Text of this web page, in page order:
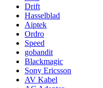
Drift
Hasselblad
Aiptek
Ordro
Speed
gobandit
Blackmagic
Sony Ericsson
AV Kabel